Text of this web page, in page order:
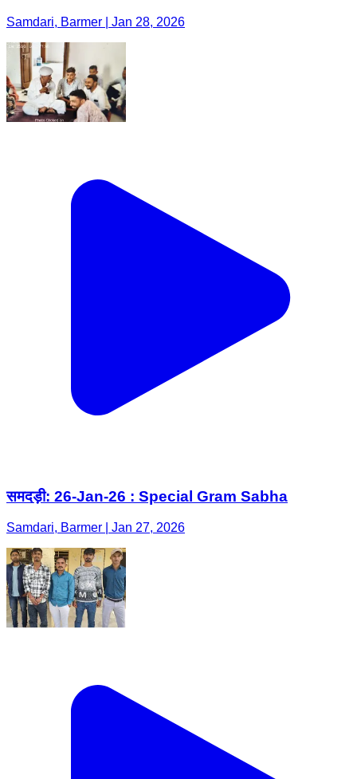
Samdari, Barmer | Jan 28, 2026
समदड़ी: 26-Jan-26 : Special Gram Sabha
Samdari, Barmer | Jan 27, 2026